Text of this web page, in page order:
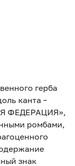
герба
канта –
ФЕДЕРАЦИЯ»,
ромбами,
знак